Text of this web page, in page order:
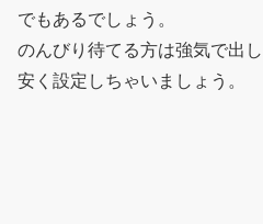
でもあるでしょう。
のんびり待てる方は強気で出
安く設定しちゃいましょう。